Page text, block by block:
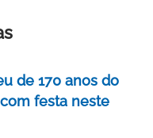
de 170 anos do
festa neste